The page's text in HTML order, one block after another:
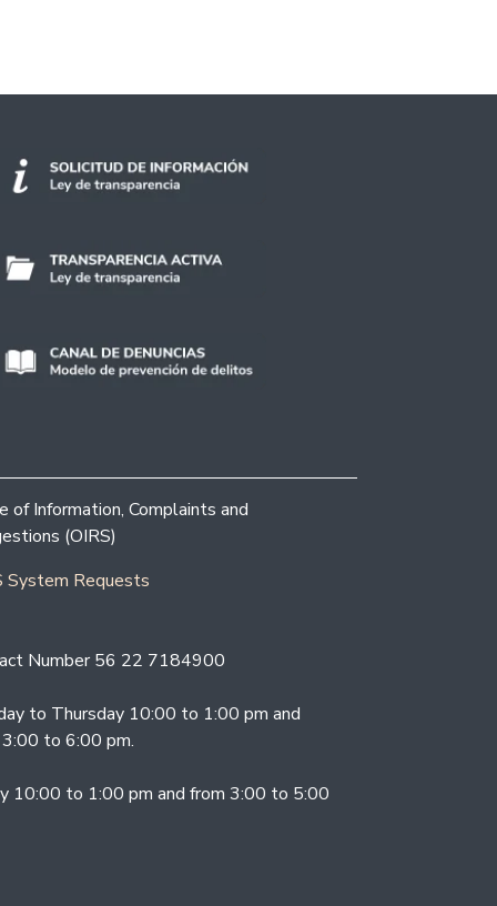
of Information, Complaints and
(OIRS)
System Requests
Number 56 22 7184900
to Thursday 10:00 to 1:00 pm and
to 6:00 pm.
10:00 to 1:00 pm and from 3:00 to 5:00